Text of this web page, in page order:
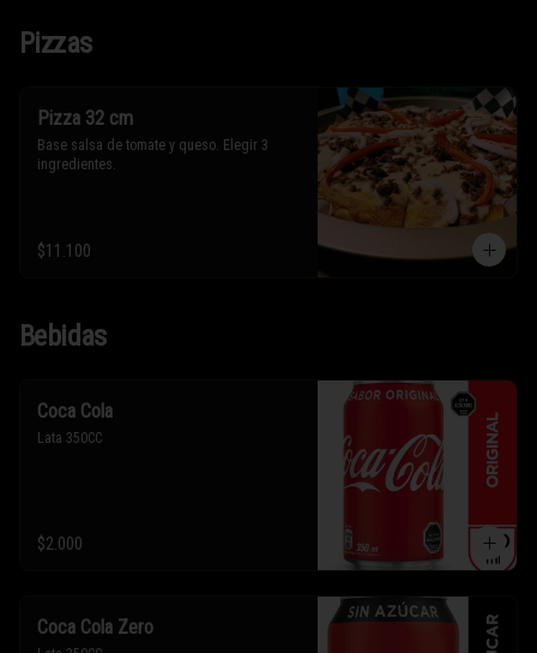
Pizzas
Pizza 32 cm
Base salsa de tomate y queso. Elegir 3
ingredientes.
$11.100
Bebidas
Coca Cola
Lata 350CC
$2.000
Coca Cola Zero